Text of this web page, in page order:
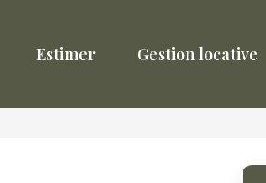
Estimer Gestion locative